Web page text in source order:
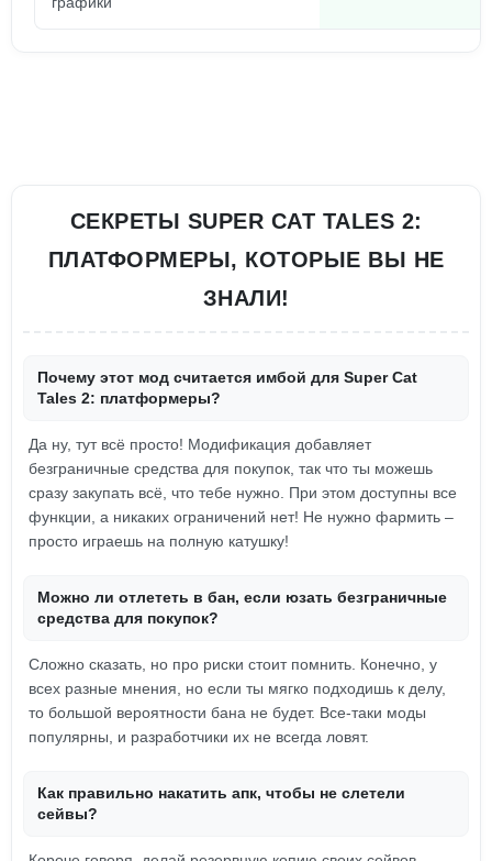
СЕКРЕТЫ SUPER CAT TALES 2:
ПЛАТФОРМЕРЫ, КОТОРЫЕ ВЫ НЕ
ЗНАЛИ!
Почему этот мод считается имбой для Super Cat
Tales 2: платформеры?
Да ну, тут всё просто! Модификация добавляет
безграничные средства для покупок, так что ты можешь
сразу закупать всё, что тебе нужно. При этом доступны все
функции, а никаких ограничений нет! Не нужно фармить –
просто играешь на полную катушку!
Можно ли отлететь в бан, если юзать безграничные
средства для покупок?
Сложно сказать, но про риски стоит помнить. Конечно, у
всех разные мнения, но если ты мягко подходишь к делу,
то большой вероятности бана не будет. Все-таки моды
популярны, и разработчики их не всегда ловят.
Как правильно накатить апк, чтобы не слетели
сейвы?